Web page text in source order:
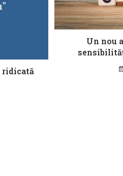
ridicată
Un nou